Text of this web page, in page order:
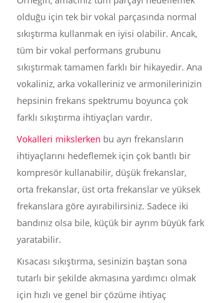
olduğu için tek bir vokal parçasında normal
sıkıştırma kullanmak en iyisi olabilir. Ancak,
tüm bir vokal performans grubunu
sıkıştırmak tamamen farklı bir hikayedir. Ana
vokaliniz, arka vokalleriniz ve armonilerinizin
hepsinin frekans spektrumu boyunca çok
farklı sıkıştırma ihtiyaçları vardır.
Vokalleri mikslerken bu ayrı frekansların
ihtiyaçlarını hedeflemek için çok bantlı bir
kompresör kullanabilir, düşük frekanslar,
orta frekanslar, üst orta frekanslar ve yüksek
frekanslara göre ayırabilirsiniz. Sadece iki
bandınız olsa bile, küçük bir ayrım büyük fark
yaratabilir.
Kısacası sıkıştırma, sesinizin baştan sona
tutarlı bir şekilde akmasına yardımcı olmak
için hızlı ve genel bir çözüme ihtiyaç